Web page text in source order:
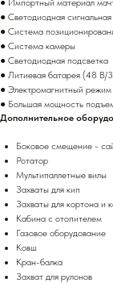
● Импортный материал
● Светодиодная
● Система
● Система камеры
● Светодиодная подсветка
● Литиевая батарея (48
● Электромагнитный режим
● Большая мощность
Дополнительное
Боковое смещение -
Ротатор
Мультипаллетные вилы
Захваты для кип
Захваты для кортона и
Кабина с отопителем
Газовое оборудование
Ковш
Кран-балка
Захват для рулонов